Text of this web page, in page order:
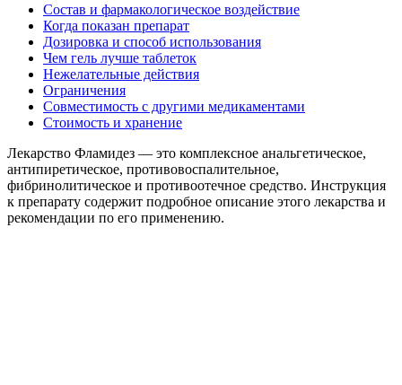
Состав и фармакологическое воздействие
Когда показан препарат
Дозировка и способ использования
Чем гель лучше таблеток
Нежелательные действия
Ограничения
Совместимость с другими медикаментами
Стоимость и хранение
Лекарство Фламидез — это комплексное анальгетическое,
антипиретическое, противовоспалительное,
фибринолитическое и противоотечное средство. Инструкция
к препарату содержит подробное описание этого лекарства и
рекомендации по его применению.